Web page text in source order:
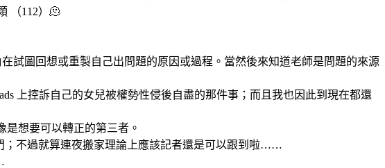
（112）🫠
試圖回想或重製自己出問題的原因或過程。當然後來知道老師是問題的來源
上控訴自己的女兒被權勢性侵後自盡的那件事；而且我也因此到現在都還
想要可以轉正的第三者。
；不過就算連夜搬家理論上應該記者還是可以跟到啦……